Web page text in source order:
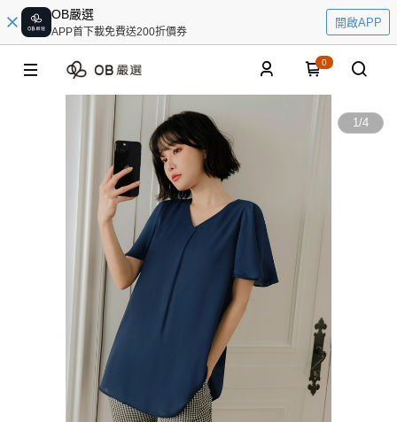
OB嚴選
APP首下載免費送200折價券
開啟APP
0
1/4